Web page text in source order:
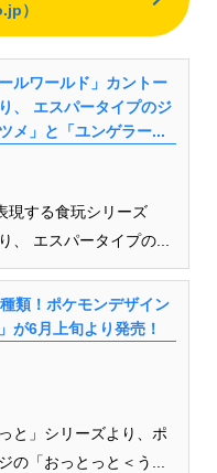
）
ルワールド」カントー
、 エスパータイプのジ
メ」と「ユンゲラー...
現する食玩シリーズ
、 エスパータイプの...
類！ポケモンデザイン
が6月上旬より発売！
と」シリーズより、ポ
の「おっとっと＜う...